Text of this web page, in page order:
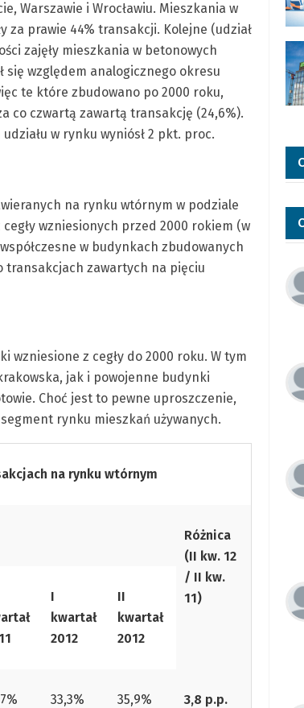
Warszawie i Wrocławiu. Mieszkania w
za prawie 44% transakcji. Kolejne (udział
zajęły mieszkania w betonowych
się względem analogicznego okresu
te które zbudowano po 2000 roku,
co czwartą zawartą transakcję (24,6%).
w rynku wyniósł 2 pkt. proc.
na rynku wtórnym w podziale
wzniesionych przed 2000 rokiem (w
w budynkach zbudowanych
transakcjach zawartych na pięciu
wzniesione z cegły do 2000 roku. W tym
jak i powojenne budynki
Choć jest to pewne uproszczenie,
rynku mieszkań używanych.
na rynku wtórnym
Różnica
(II kw. 12
/ II kw.
11)
I
kwartał
2012
II
kwartał
2012
33,3% 35,9% 3,8 p.p.